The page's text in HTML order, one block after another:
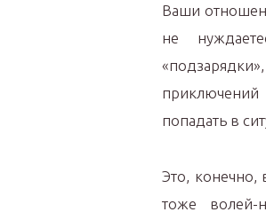
Ваши
не
попадать в
Это, конечно,
тоже